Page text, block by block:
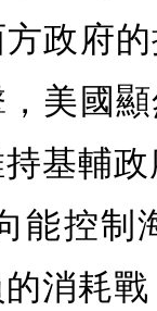
政府
美國
基輔政
能控制
消耗